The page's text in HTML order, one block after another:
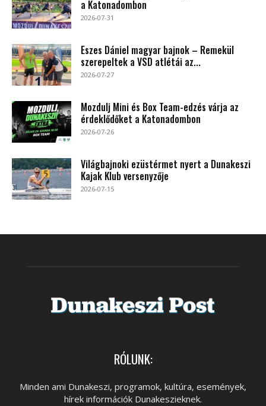
a Katonadombon
2026-07-31
Eszes Dániel magyar bajnok – Remekül
szerepeltek a VSD atlétái az...
2026-07-27
Mozdulj Mini és Box Team-edzés várja az
érdeklődőket a Katonadombon
2026-07-26
Világbajnoki ezüstérmet nyert a Dunakeszi
Kajak Klub versenyzője
2026-07-15
RÓLUNK:
Minden ami Dunakeszi, programok, kultúra, események,
hírek információk Dunakeszieknek.